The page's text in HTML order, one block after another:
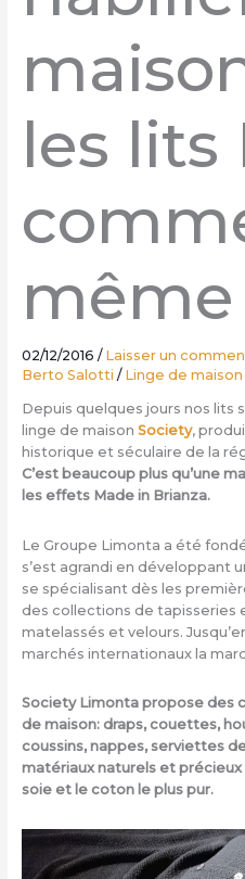
les lits
même
02/12/2016 / Laisser un
Berto Salotti / Linge de
Depuis quelques jours nos lits
linge de maison Society,
historique et séculaire de la
C’est beaucoup plus qu’une
les effets Made in Brianza.
Le Groupe Limonta a été
s’est agrandi en développant
se spécialisant dès les
des collections de tapisseries
matelassés et velours.
marchés internationaux la
Society Limonta propose des
de maison: draps, couettes,
coussins, nappes, serviettes
matériaux naturels et précieux
soie et le coton le plus pur.